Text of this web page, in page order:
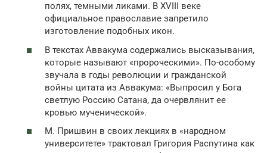
полях, темными ликами. В XVIII веке
официальное православие запретило
изготовление подобных икон.
В текстах Аввакума содержались высказывания,
которые называют «пророческими». По-особому
звучала в годы революции и гражданской
войны цитата из Аввакума: «Выпросил у Бога
светлую Россию Сатана, да очервлянит ее
кровью мученической».
М. Пришвин в своих лекциях в «народном
университете» трактовал Григория Распутина как